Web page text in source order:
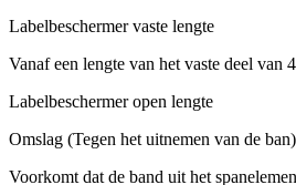
Labelbeschermer vaste lengte
Vanaf een lengte van het vaste deel van
Labelbeschermer open lengte
Omslag (Tegen het uitnemen van de ban)
Voorkomt dat de band uit het